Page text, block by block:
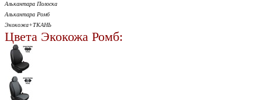
Алькантара Полоска
Алькантара Ромб
Экокожа+ТКАНЬ
Цвета Экокожа Ромб: